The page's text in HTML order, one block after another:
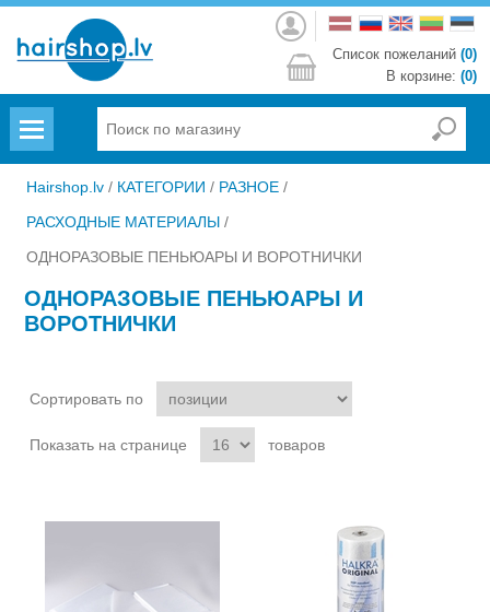
Войти
Список пожеланий (0)
В корзине: (0)
Hairshop.lv / КАТЕГОРИИ / РАЗНОЕ /
РАСХОДНЫЕ МАТЕРИАЛЫ /
ОДНОРАЗОВЫЕ ПЕНЬЮАРЫ И ВОРОТНИЧКИ
ОДНОРАЗОВЫЕ ПЕНЬЮАРЫ И
ВОРОТНИЧКИ
Сортировать по
Показать на странице товаров